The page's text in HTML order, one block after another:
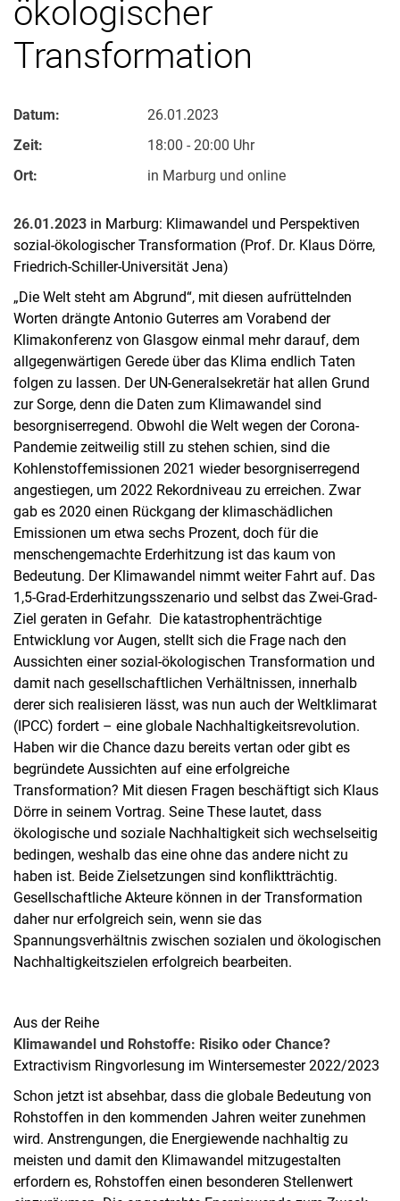
ökologischer
Transformation
Datum:
26.01.2023
Zeit:
18:00 - 20:00 Uhr
Ort:
in Marburg und online
26.01.2023 in Marburg: Klimawandel und Perspektiven
sozial-ökologischer Transformation (Prof. Dr. Klaus Dörre,
Friedrich-Schiller-Universität Jena)
„Die Welt steht am Abgrund“, mit diesen aufrüttelnden
Worten drängte Antonio Guterres am Vorabend der
Klimakonferenz von Glasgow einmal mehr darauf, dem
allgegenwärtigen Gerede über das Klima endlich Taten
folgen zu lassen. Der UN-Generalsekretär hat allen Grund
zur Sorge, denn die Daten zum Klimawandel sind
besorgniserregend. Obwohl die Welt wegen der Corona-
Pandemie zeitweilig still zu stehen schien, sind die
Kohlenstoffemissionen 2021 wieder besorgniserregend
angestiegen, um 2022 Rekordniveau zu erreichen. Zwar
gab es 2020 einen Rückgang der klimaschädlichen
Emissionen um etwa sechs Prozent, doch für die
menschengemachte Erderhitzung ist das kaum von
Bedeutung. Der Klimawandel nimmt weiter Fahrt auf. Das
1,5-Grad-Erderhitzungsszenario und selbst das Zwei-Grad-
Ziel geraten in Gefahr. Die katastrophenträchtige
Entwicklung vor Augen, stellt sich die Frage nach den
Aussichten einer sozial-ökologischen Transformation und
damit nach gesellschaftlichen Verhältnissen, innerhalb
derer sich realisieren lässt, was nun auch der Weltklimarat
(IPCC) fordert – eine globale Nachhaltigkeitsrevolution.
Haben wir die Chance dazu bereits vertan oder gibt es
begründete Aussichten auf eine erfolgreiche
Transformation? Mit diesen Fragen beschäftigt sich Klaus
Dörre in seinem Vortrag. Seine These lautet, dass
ökologische und soziale Nachhaltigkeit sich wechselseitig
bedingen, weshalb das eine ohne das andere nicht zu
haben ist. Beide Zielsetzungen sind konfliktträchtig.
Gesellschaftliche Akteure können in der Transformation
daher nur erfolgreich sein, wenn sie das
Spannungsverhältnis zwischen sozialen und ökologischen
Nachhaltigkeitszielen erfolgreich bearbeiten.
Aus der Reihe
Klimawandel und Rohstoffe: Risiko oder Chance?
Extractivism Ringvorlesung im Wintersemester 2022/2023
Schon jetzt ist absehbar, dass die globale Bedeutung von
Rohstoffen in den kommenden Jahren weiter zunehmen
wird. Anstrengungen, die Energiewende nachhaltig zu
meisten und damit den Klimawandel mitzugestalten
erfordern es, Rohstoffen einen besonderen Stellenwert